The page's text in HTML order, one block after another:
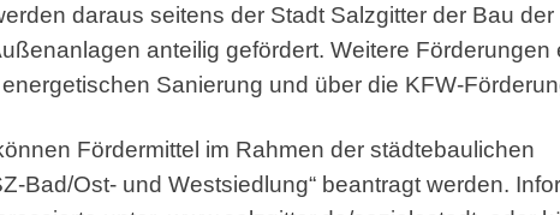
daraus seitens der Stadt Salzgitter der Bau der
anteilig gefördert. Weitere Förderungen
Sanierung und über die KFW-
Fördermittel im Rahmen der städtebaulichen
Bad/Ost- und Westsiedlung“ beantragt werden.